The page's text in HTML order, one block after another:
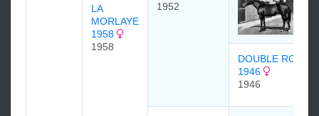
LA
MORLAYE
1958
1958
1952
DOUBLE ROSE
1946
1946